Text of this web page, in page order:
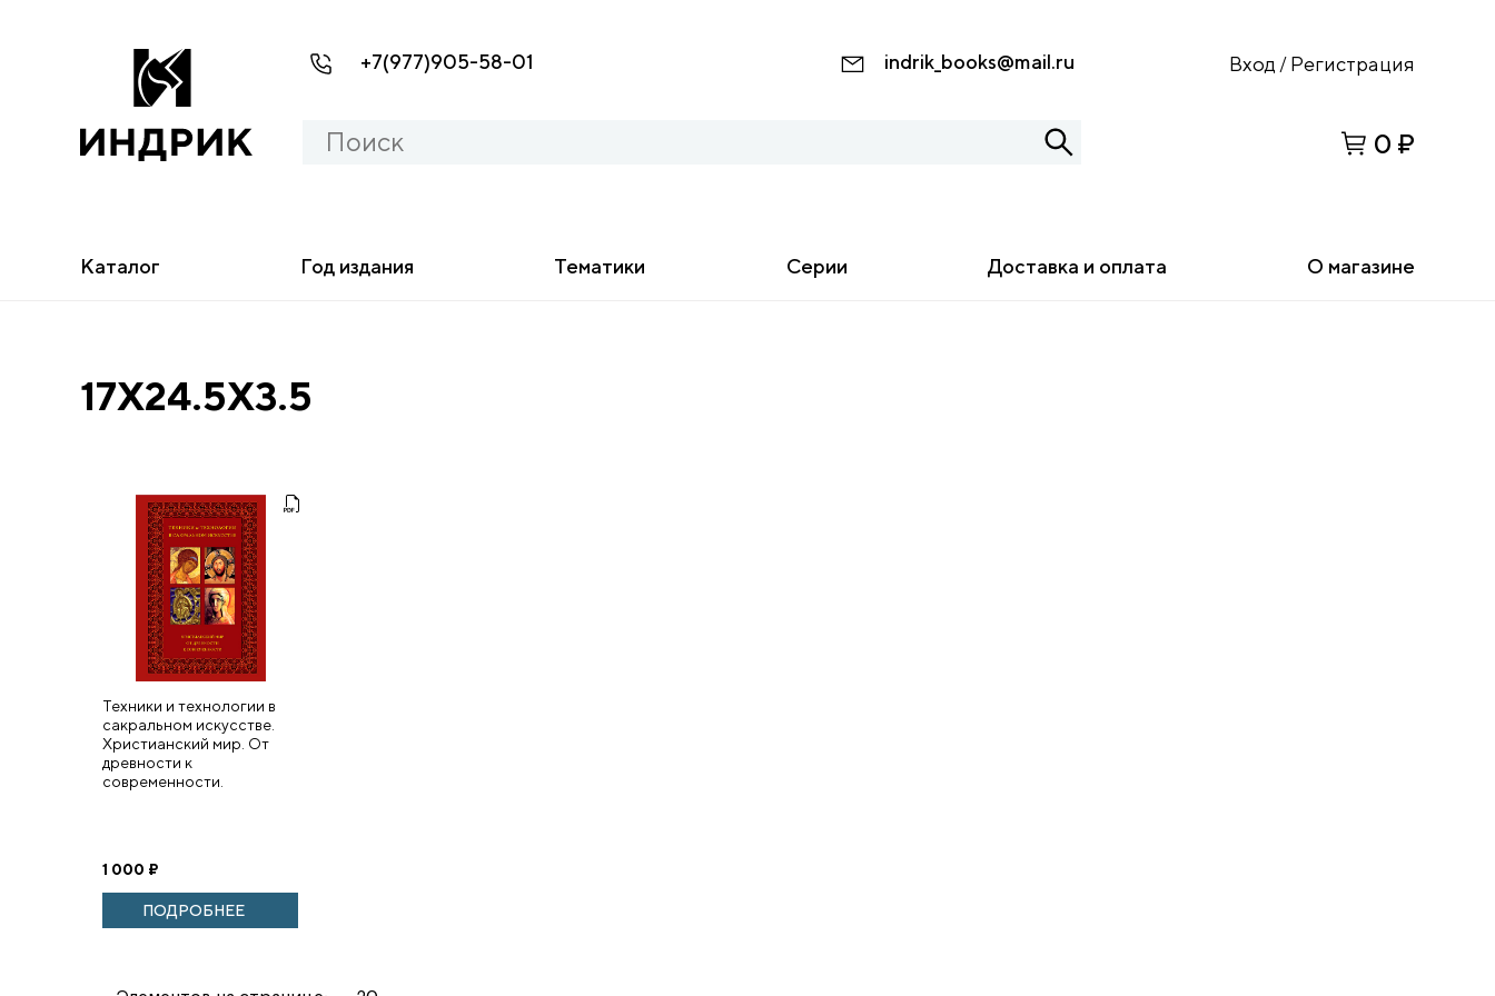
+7(977)905-58-01 indrik_books@mail.ru Вход / Регистрация
0 ₽
Каталог Год издания Тематики Серии Доставка и оплата О магазине
17X24.5X3.5
Техники и технологии в
сакральном искусстве.
Христианский мир. От
древности к
современности.
1 000 ₽
ПОДРОБНЕЕ